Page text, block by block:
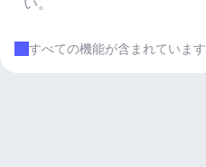
すべての機能が含まれています